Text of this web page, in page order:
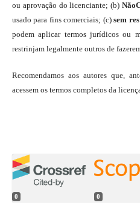
ou aprovação do licenciante; (b)
usado para fins comerciais; (c)sem
podem aplicar termos jurídicos ou
restrinjam legalmente outros de
Recomendamos aos autores que,
acessem os termos completos da
0 0